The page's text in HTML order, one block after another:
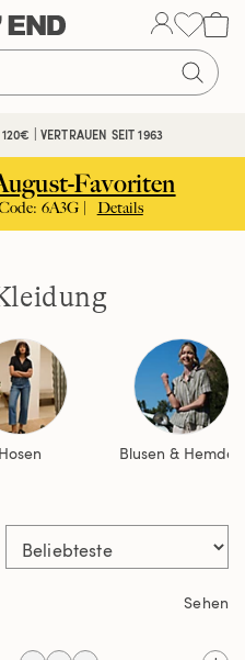
| VERTRAUEN SEIT 1963
Favoriten
6A3G | Details
Hosen Blusen & Hemden
Sehen